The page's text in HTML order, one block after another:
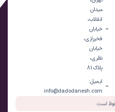
میدان
انقلاب،
خیابان
فخررازی،
خیابان
نظری،
پلاک 81
ایمیل:
info@dadodanesh.com
است.